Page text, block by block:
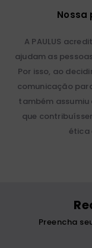
Nossa
A PAULUS
ajudam as
Por isso, ao
comunicação
também
que
ética
Preencha